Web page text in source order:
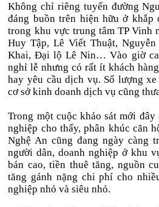
Không chỉ riêng tuyến đường
đáng buồn trên hiện hữu ở khắp
trong khu vực trung tâm TP Vinh
Huy Tập, Lê Viết Thuật,
Khai, Đại lộ Lê Nin… Vào giờ
nghỉ lễ nhưng có rất ít khách
hay yêu cầu dịch vụ. Số lượng
cơ sở kinh doanh dịch vụ cũng
Trong một cuộc khảo sát mới
nghiệp cho thấy, phân khúc căn
Nghệ An cũng đang ngày càng
người dân, doanh nghiệp ở khu
bán cao, tiền thuê tăng, nguồn
tăng gánh nặng chi phí cho
nghiệp nhỏ và siêu nhỏ.